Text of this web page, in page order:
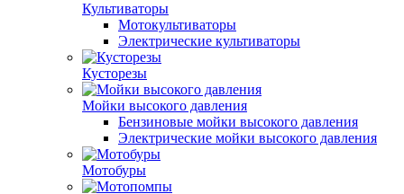
Культиваторы
Мотокультиваторы
Электрические культиваторы
Кусторезы
Мойки высокого давления
Бензиновые мойки высокого давления
Электрические мойки высокого давления
Мотобуры